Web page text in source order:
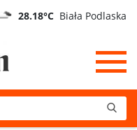
28.18°C Biała Podlaska